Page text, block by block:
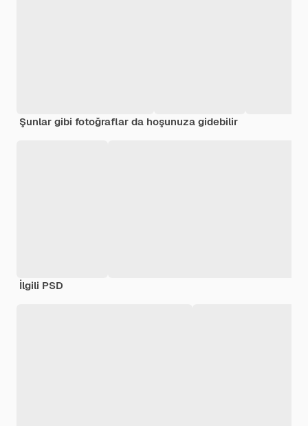
Şunlar gibi fotoğraflar da hoşunuza gidebilir
İlgili PSD